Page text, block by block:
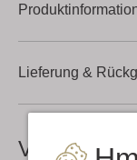
Lieferung &